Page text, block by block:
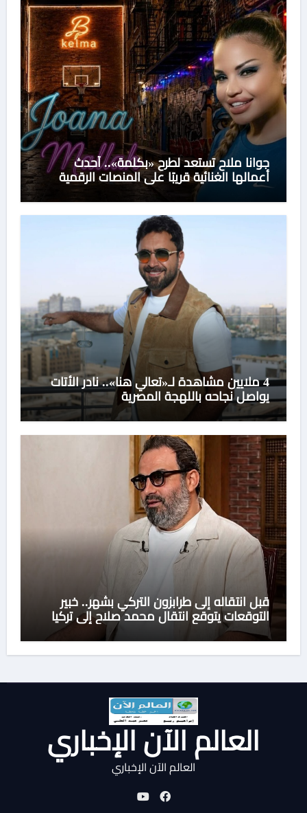
جوانا ملاح تستعد لطرح «بكلمة».. أحدث
أعمالها الغنائية قريبًا على المنصات الرقمية
4 ملايين مشاهدة لـ«تعالي هنا».. نادر الأتات
يواصل نجاحه باللهجة المصرية
قبل انتقاله إلى طرابزون التركي بشهر.. خبير
التوقعات يتوقع انتقال محمد صلاح إلى تركيا
العالم الآن الإخباري
العالم الآن الإخباري